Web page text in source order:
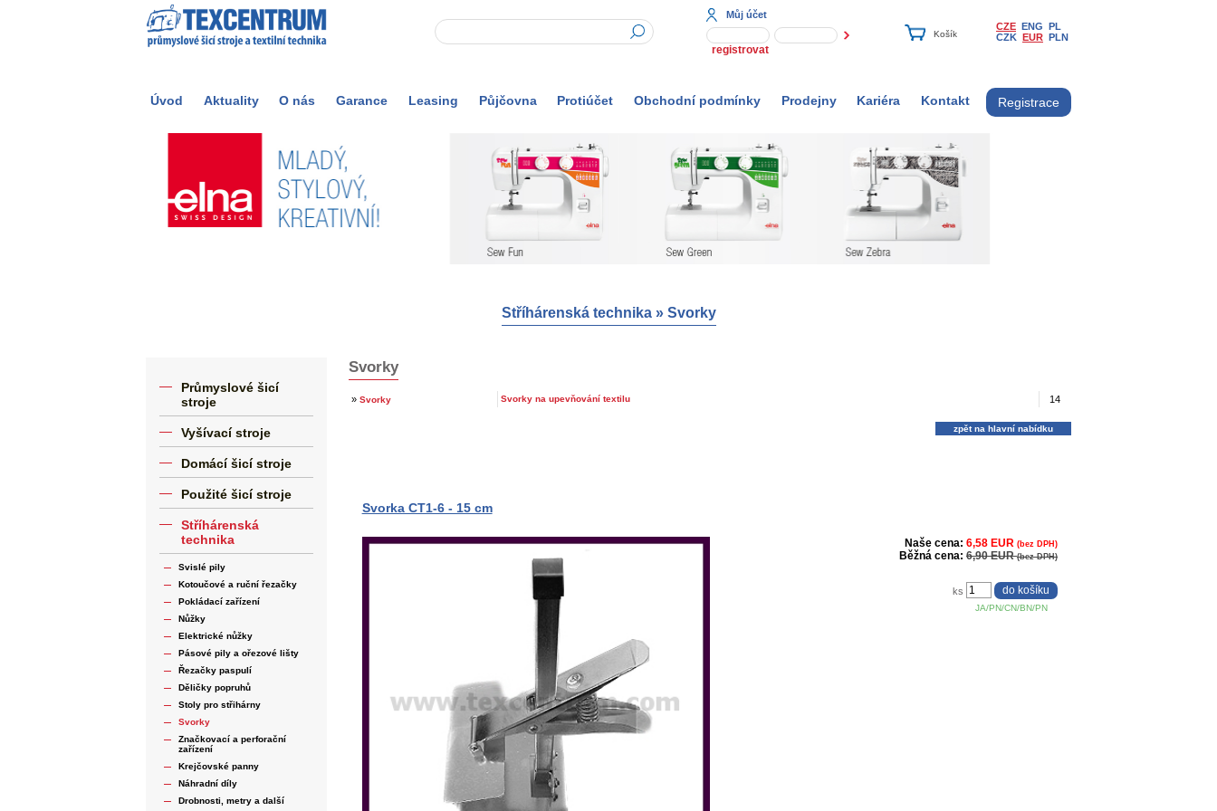
Můj účet
registrovat
CZE ENG PL
CZK EUR PLN
Úvod Aktuality O nás Garance Leasing Půjčovna Protiúčet Obchodní podmínky Prodejny Kariéra Kontakt Registrace
Stříhárenská technika» Svorky
Průmyslové šicí
stroje
Vyšívací stroje
Domácí šicí stroje
Použité šicí stroje
Stříhárenská
technika
Svislé pily
Kotoučové a ruční řezačky
Pokládací zařízení
Nůžky
Elektrické nůžky
Pásové pily a ořezové lišty
Řezačky paspulí
Děličky popruhů
Stoly pro střihárny
Svorky
Značkovací a perforační
zařízení
Krejčovské panny
Náhradní díly
Drobnosti, metry a další
Svorky
» Svorky Svorky na upevňování textilu 14
zpět na hlavní nabídku
Svorka CT1-6 - 15 cm
Naše cena: 6,58 EUR (bez DPH)
Běžná cena: 6,90 EUR(bez DPH)
JA/PN/CN/BN/PN
ks